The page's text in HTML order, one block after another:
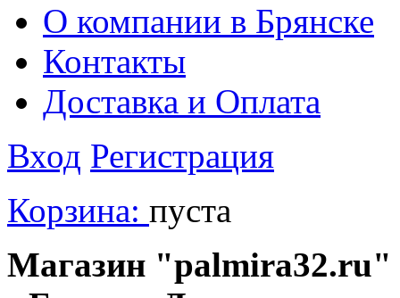
О компании в Брянске
Контакты
Доставка и Оплата
Вход Регистрация
Корзина: пуста
Магазин "palmira32.ru"